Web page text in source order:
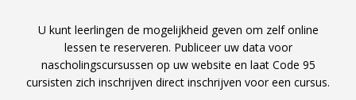
U kunt leerlingen de mogelijkheid geven om zelf online
lessen te reserveren. Publiceer uw data voor
nascholingscursussen op uw website en laat Code 95
cursisten zich inschrijven direct inschrijven voor een cursus.